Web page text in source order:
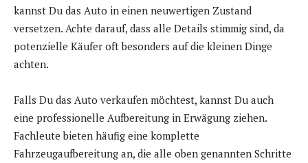
kannst Du das Auto in einen neuwertigen Zustand
versetzen. Achte darauf, dass alle Details stimmig sind, da
potenzielle Käufer oft besonders auf die kleinen Dinge
achten.
Falls Du das Auto verkaufen möchtest, kannst Du auch
eine professionelle Aufbereitung in Erwägung ziehen.
Fachleute bieten häufig eine komplette
Fahrzeugaufbereitung an, die alle oben genannten Schritte